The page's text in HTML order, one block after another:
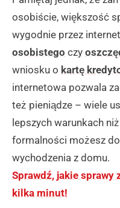
osobiście, większość
wygodnie przez
osobistego czy
wniosku o kartę
internetowa pozwala
też pieniądze – wiele
lepszych warunkach
formalności możesz
wychodzenia z domu.
Sprawdź, jakie sprawy
kilka minut!